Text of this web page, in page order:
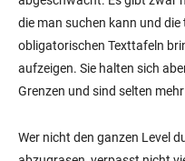
die man suchen kann und
obligatorischen Texttafeln
aufzeigen. Sie halten sich
Grenzen und sind selten
Wer nicht den ganzen Level